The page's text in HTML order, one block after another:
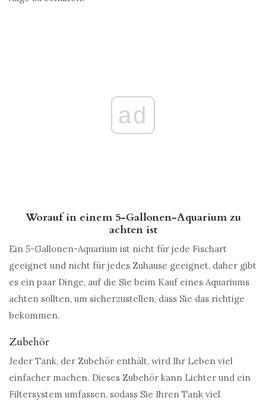
ad
Worauf in einem 5-Gallonen-Aquarium zu
achten ist
Ein 5-Gallonen-Aquarium ist nicht für jede Fischart
geeignet und nicht für jedes Zuhause geeignet, daher gibt
es ein paar Dinge, auf die Sie beim Kauf eines Aquariums
achten sollten, um sicherzustellen, dass Sie das richtige
bekommen.
Zubehör
Jeder Tank, der Zubehör enthält, wird Ihr Leben viel
einfacher machen. Dieses Zubehör kann Lichter und ein
Filtersystem umfassen, sodass Sie Ihren Tank viel